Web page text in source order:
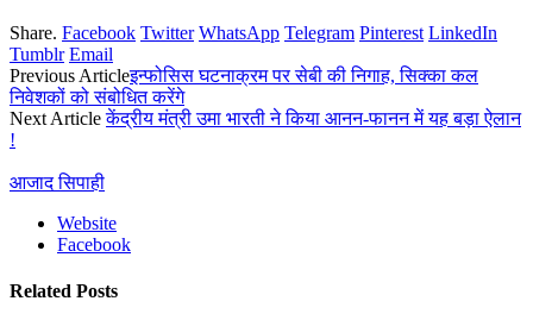
Share. Facebook Twitter WhatsApp Telegram Pinterest LinkedIn
Tumblr Email
Previous Articleइन्फोसिस घटनाक्रम पर सेबी की निगाह, सिक्का कल
निवेशकों को संबोधित करेंगे
Next Articleकेंद्रीय मंत्री उमा भारती ने किया आनन-फानन में यह बड़ा ऐलान
!
आजाद सिपाही
Website
Facebook
Related Posts